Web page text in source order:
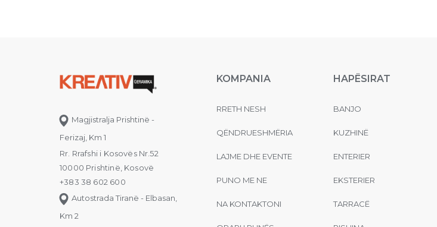
Magjistralja Prishtinë -
Ferizaj, Km 1
Rr. Rrafshi i Kosovës Nr.52
10000 Prishtinë, Kosovë
+383 38 602 600
Autostrada Tiranë - Elbasan,
Km 2
KOMPANIA
RRETH NESH
QËNDRUESHMËRIA
LAJME DHE EVENTE
PUNO ME NE
NA KONTAKTONI
HAPËSIRAT
BANJO
KUZHINË
ENTERIER
EKSTERIER
TARRACË